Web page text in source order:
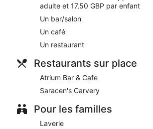
Saracen's Carvery- Ce restaurant sert
Atrium Bar & Cafe
- Ce bar sert le
adulte et 17,50 GBP par enfant
Un bar/salon
Un café
Un restaurant
Restaurants sur place
Atrium Bar & Cafe
Saracen's Carvery
Pour les familles
Laverie